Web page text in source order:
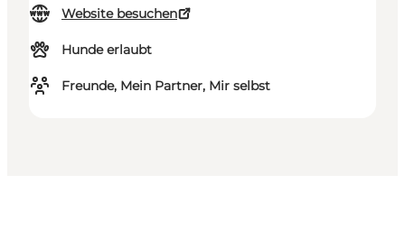
Website besuchen
Hunde erlaubt
Freunde, Mein Partner, Mir selbst